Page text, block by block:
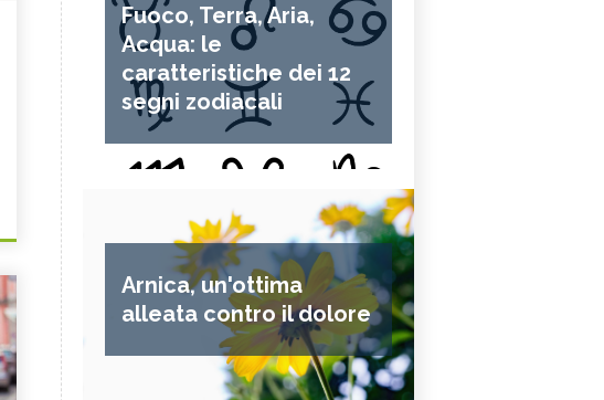
Fuoco, Terra, Aria,
Acqua: le
caratteristiche dei 12
segni zodiacali
Arnica, un'ottima
alleata contro il dolore